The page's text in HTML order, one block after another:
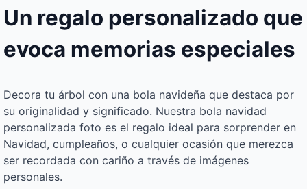
Un regalo personalizado que
evoca memorias especiales
Decora tu árbol con una bola navideña que destaca por
su originalidad y significado. Nuestra bola navidad
personalizada foto es el regalo ideal para sorprender en
Navidad, cumpleaños, o cualquier ocasión que merezca
ser recordada con cariño a través de imágenes
personales.